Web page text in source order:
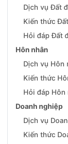
Dịch vụ Đất
Kiến thức
Hỏi đáp Đất
Hôn nhân
Dịch vụ Hôn
Kiến thức
Hỏi đáp Hôn
Doanh nghiệp
Dịch vụ
Kiến thức